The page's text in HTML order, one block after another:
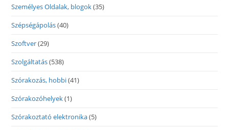
Személyes Oldalak, blogok(35)
Szépségápolás(40)
Szoftver(29)
Szolgáltatás(538)
Szórakozás, hobbi(41)
Szórakozóhelyek(1)
Szórakoztató elektronika(5)